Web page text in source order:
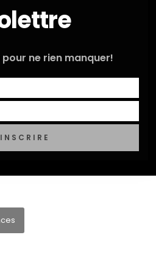
ne rien manquer!